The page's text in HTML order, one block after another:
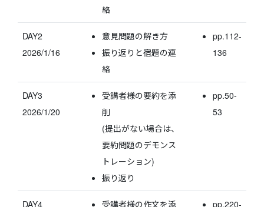
絡
DAY2
2026/1/16
意見問題の解き方
振り返りと宿題の連
絡
pp.112-
136
DAY3
2026/1/20
受講者様の要約を添
削
(提出がない場合は、
要約問題のデモンス
トレーション)
振り返り
pp.50-
53
DAY4 受講者様の作文を添 pp.220-